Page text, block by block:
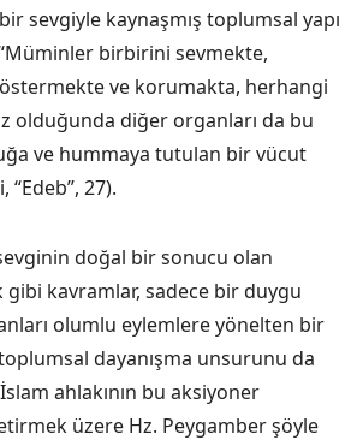
sevgiyle kaynaşmış toplumsal yapı
birbirini sevmekte,
ve korumakta, herhangi
olduğunda diğer organları da bu
ve hummaya tutulan bir vücut
27).
doğal bir sonucu olan
kavramlar, sadece bir duygu
olumlu eylemlere yönelten bir
dayanışma unsurunu da
ahlakının bu aksiyoner
üzere Hz. Peygamber şöyle